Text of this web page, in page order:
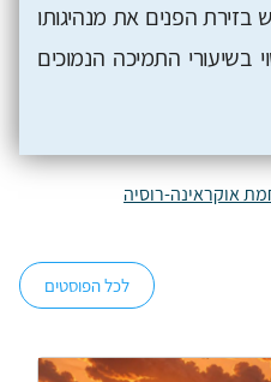
הפנים את מנהיגותו
בשיעורי התמיכה הנמוכים
אוקראינה-רוסיה
לכל הפוסטים